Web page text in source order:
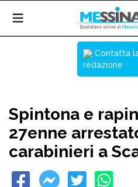
Contatta
redazione
Spintona e
27enne
carabinieri a